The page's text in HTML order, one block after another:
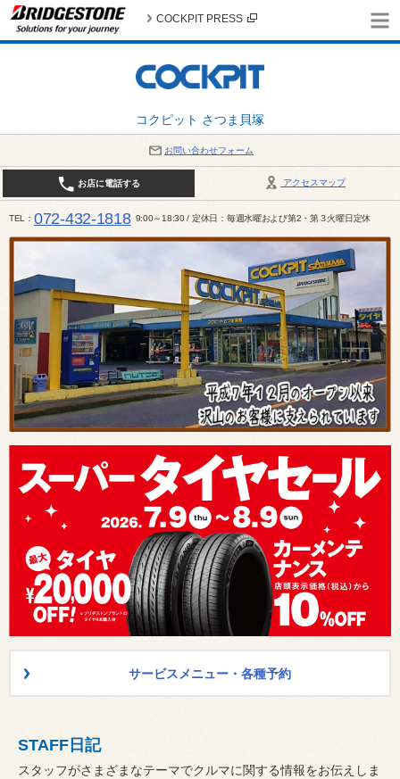
コクピット さつま貝塚
COCKPIT PRESS
お問い合わせフォーム
アクセスマップ
お店に電話する
TEL 072-432-1818 9:00～18:30 / 定休日：毎週水曜および第2・第３火曜日定休
サービスメニュー・各種予約
STAFF日記
スタッフがさまざまなテーマでクルマに関する情報をお伝えしま